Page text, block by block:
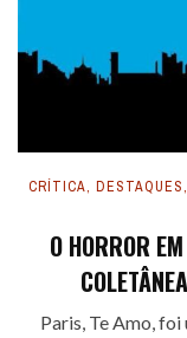
CRÍTICA, DESTAQUES,
O HORROR
Paris, Te Amo,